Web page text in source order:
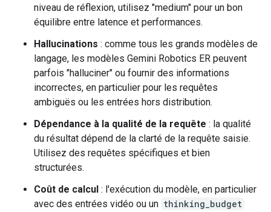
niveau de réflexion, utilisez "medium" pour un bon
équilibre entre latence et performances.
Hallucinations : comme tous les grands modèles de
langage, les modèles Gemini Robotics ER peuvent
parfois "halluciner" ou fournir des informations
incorrectes, en particulier pour les requêtes
ambiguës ou les entrées hors distribution.
Dépendance à la qualité de la requête : la qualité
du résultat dépend de la clarté de la requête saisie.
Utilisez des requêtes spécifiques et bien
structurées.
Coût de calcul : l'exécution du modèle, en particulier
avec des entrées vidéo ou un thinking_budget